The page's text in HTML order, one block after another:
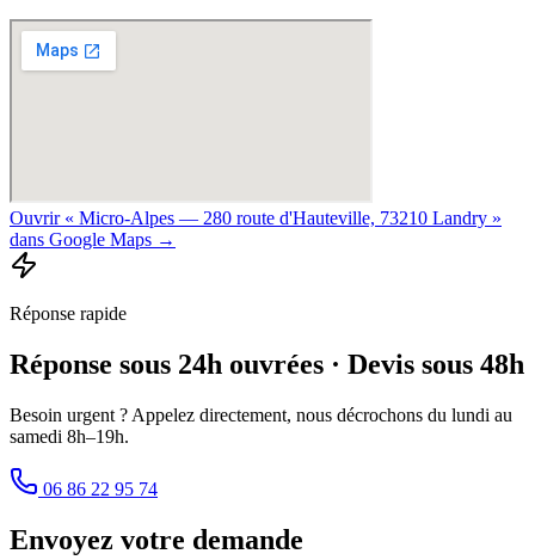
Ouvrir « Micro-Alpes — 280 route d'Hauteville, 73210 Landry »
dans Google Maps →
Réponse rapide
Réponse sous 24h ouvrées · Devis sous 48h
Besoin urgent ? Appelez directement, nous décrochons du lundi au
samedi 8h–19h.
06 86 22 95 74
Envoyez votre demande